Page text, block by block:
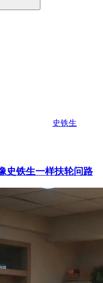
史铁生
史铁生一样扶轮问路